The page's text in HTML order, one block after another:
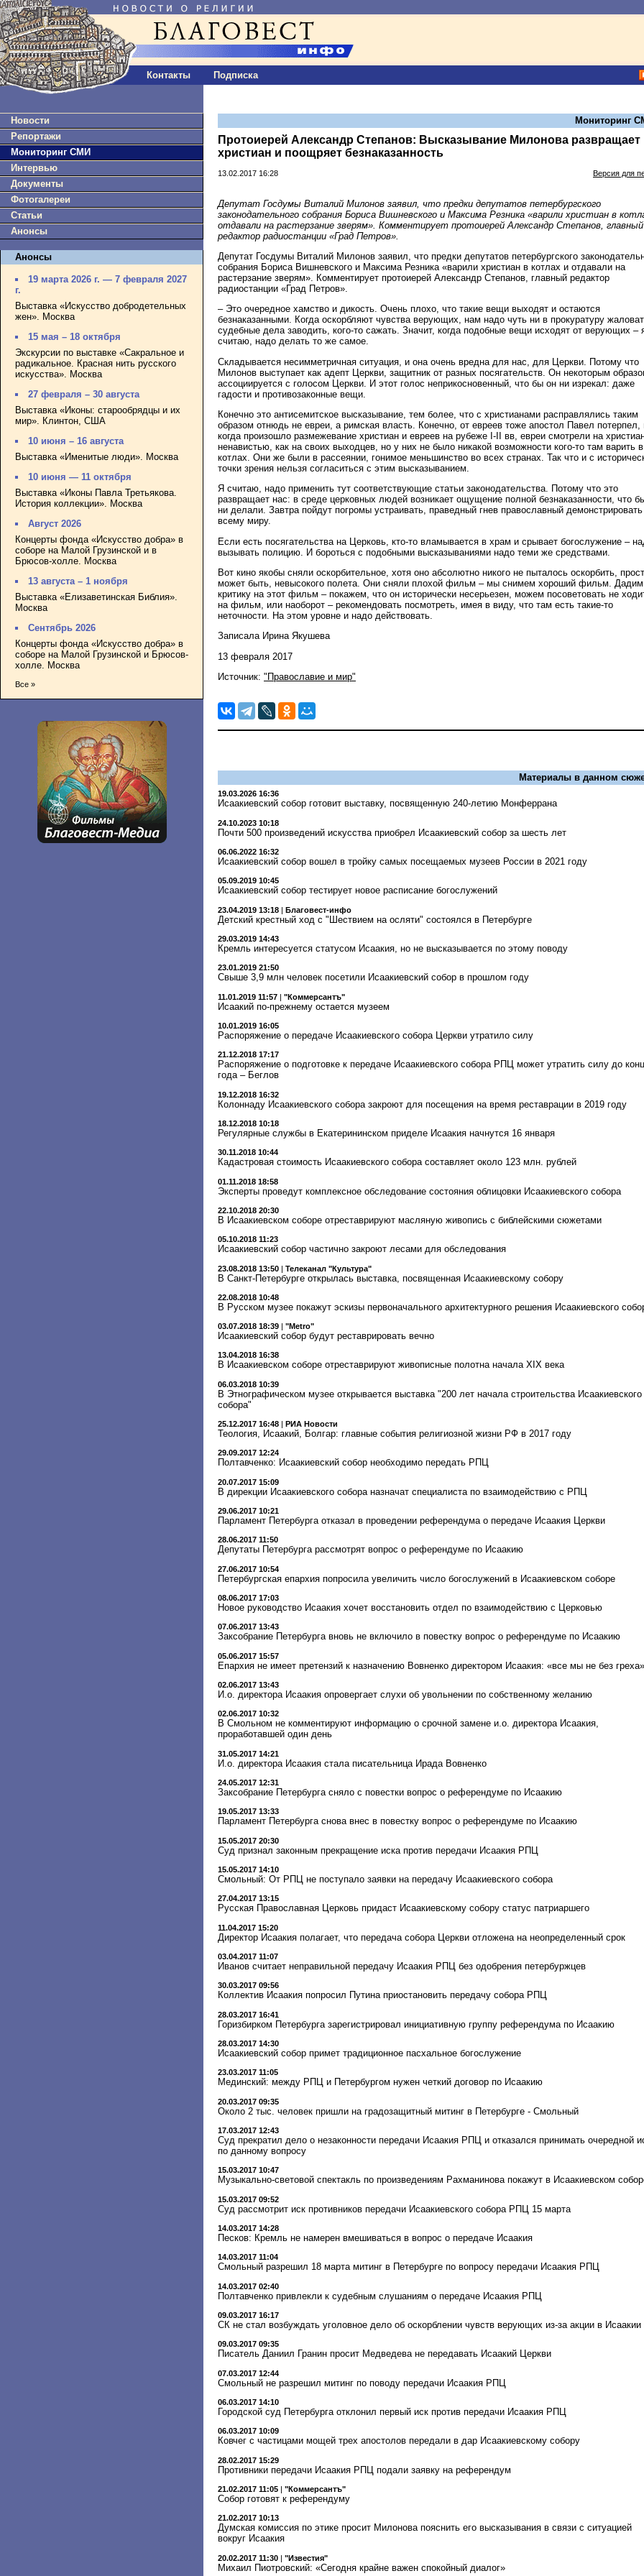
Контакты Подписка
Новости
Репортажи
Мониторинг СМИ
Интервью
Документы
Фотогалереи
Статьи
Анонсы
Анонсы
19 марта 2026 г. — 7 февраля 2027
г.
Выставка «Искусство добродетельных
жен». Москва
15 мая – 18 октября
Экскурсии по выставке «Сакральное и
радикальное. Красная нить русского
искусства». Москва
27 февраля – 30 августа
Выставка «Иконы: старообрядцы и их
мир». Клинтон, США
10 июня – 16 августа
Выставка «Именитые люди». Москва
10 июня — 11 октября
Выставка «Иконы Павла Третьякова.
История коллекции». Москва
Август 2026
Концерты фонда «Искусство добра» в
соборе на Малой Грузинской и в
Брюсов-холле. Москва
13 августа – 1 ноября
Выставка «Елизаветинская Библия».
Москва
Сентябрь 2026
Концерты фонда «Искусство добра» в
соборе на Малой Грузинской и Брюсов-
холле. Москва
Все »
Мониторинг
Протоиерей Александр Степанов: Высказывание Милонова развращает
христиан и поощряет безнаказанность
13.02.2017 16:28 Версия для
Депутат Госдумы Виталий Милонов заявил, что предки депутатов петербургского
законодательного собрания Бориса Вишневского и Максима Резника «варили христиан в
отдавали на растерзание зверям». Комментирует протоиерей Александр Степанов, главный
редактор радиостанции «Град Петров».
Депутат Госдумы Виталий Милонов заявил, что предки депутатов петербургского
собрания Бориса Вишневского и Максима Резника «варили христиан в котлах и отдавали на
растерзание зверям». Комментирует протоиерей Александр Степанов, главный редактор
радиостанции «Град Петров».
– Это очередное хамство и дикость. Очень плохо, что такие вещи выходят и остаются
безнаказанными. Когда оскорбляют чувства верующих, нам надо чуть ни в прокуратуру
судебные дела заводить, кого-то сажать. Значит, когда подобные вещи исходят от верующих –
считаю, надо делать то же самое.
Складывается несимметричная ситуация, и она очень вредна для нас, для Церкви. Потому что
Милонов выступает как адепт Церкви, защитник от разных посягательств. Он некоторым
ассоциируется с голосом Церкви. И этот голос неприкосновенный, что бы он ни изрекал: даже
гадости и противозаконные вещи.
Конечно это антисемитское высказывание, тем более, что с христианами расправлялись таким
образом отнюдь не евреи, а римская власть. Конечно, от евреев тоже апостол Павел потерпел,
когда произошло размежевание христиан и евреев на рубеже I-II вв, евреи смотрели на
ненавистью, как на своих выходцев, но у них не было никакой возможности кого-то там варить в
котлах. Они же были в рассеянии, гонимое меньшинство во всех странах. Так что и с
точки зрения нельзя согласиться с этим высказыванием.
Я считаю, надо применить тут соответствующие статьи законодательства. Потому что это
развращает нас: в среде церковных людей возникает ощущение полной безнаказанности, что
ни делали. Завтра пойдут погромы устраивать, праведный гнев православный демонстрировать
всему миру.
Если есть посягательства на Церковь, кто-то вламывается в храм и срывает богослужение –
вызывать полицию. И бороться с подобными высказываниями надо теми же средствами.
Вот кино якобы сняли оскорбительное, хотя оно абсолютно никого не пыталось оскорбить,
может быть, невысокого полета. Они сняли плохой фильм – мы снимем хороший фильм. Дадим
критику на этот фильм – покажем, что он исторически несерьезен, можем посоветовать не
на фильм, или наоборот – рекомендовать посмотреть, имея в виду, что там есть такие-то
неточности. На этом уровне и надо действовать.
Записала Ирина Якушева
13 февраля 2017
Источник: "Православие и мир"
Материалы в данном
19.03.2026 16:36
Исаакиевский собор готовит выставку, посвященную 240-летию Монферрана
24.10.2023 10:18
Почти 500 произведений искусства приобрел Исаакиевский собор за шесть лет
06.06.2022 16:32
Исаакиевский собор вошел в тройку самых посещаемых музеев России в 2021 году
05.09.2019 10:45
Исаакиевский собор тестирует новое расписание богослужений
23.04.2019 13:18 | Благовест-инфо
Детский крестный ход с "Шествием на осляти" состоялся в Петербурге
29.03.2019 14:43
Кремль интересуется статусом Исаакия, но не высказывается по этому поводу
23.01.2019 21:50
Свыше 3,9 млн человек посетили Исаакиевский собор в прошлом году
11.01.2019 11:57 | "Коммерсантъ"
Исаакий по-прежнему остается музеем
10.01.2019 16:05
Распоряжение о передаче Исаакиевского собора Церкви утратило силу
21.12.2018 17:17
Распоряжение о подготовке к передаче Исаакиевского собора РПЦ может утратить силу до
года – Беглов
19.12.2018 16:32
Колоннаду Исаакиевского собора закроют для посещения на время реставрации в 2019 году
18.12.2018 10:18
Регулярные службы в Екатерининском приделе Исаакия начнутся 16 января
30.11.2018 10:44
Кадастровая стоимость Исаакиевского собора составляет около 123 млн. рублей
01.11.2018 18:58
Эксперты проведут комплексное обследование состояния облицовки Исаакиевского собора
22.10.2018 20:30
В Исаакиевском соборе отреставрируют масляную живопись с библейскими сюжетами
05.10.2018 11:23
Исаакиевский собор частично закроют лесами для обследования
23.08.2018 13:50 | Телеканал "Культура"
В Санкт-Петербурге открылась выставка, посвященная Исаакиевскому собору
22.08.2018 10:48
В Русском музее покажут эскизы первоначального архитектурного решения Исаакиевского
03.07.2018 18:39 | "Metro"
Исаакиевский собор будут реставрировать вечно
13.04.2018 16:38
В Исаакиевском соборе отреставрируют живописные полотна начала XIX века
06.03.2018 10:39
В Этнографическом музее открывается выставка "200 лет начала строительства Исаакиевского
собора"
25.12.2017 16:48 | РИА Новости
Теология, Исаакий, Болгар: главные события религиозной жизни РФ в 2017 году
29.09.2017 12:24
Полтавченко: Исаакиевский собор необходимо передать РПЦ
20.07.2017 15:09
В дирекции Исаакиевского собора назначат специалиста по взаимодействию с РПЦ
29.06.2017 10:21
Парламент Петербурга отказал в проведении референдума о передаче Исаакия Церкви
28.06.2017 11:50
Депутаты Петербурга рассмотрят вопрос о референдуме по Исаакию
27.06.2017 10:54
Петербургская епархия попросила увеличить число богослужений в Исаакиевском соборе
08.06.2017 17:03
Новое руководство Исаакия хочет восстановить отдел по взаимодействию с Церковью
07.06.2017 13:43
Заксобрание Петербурга вновь не включило в повестку вопрос о референдуме по Исаакию
05.06.2017 15:57
Епархия не имеет претензий к назначению Вовненко директором Исаакия: «все мы не без греха»
02.06.2017 13:43
И.о. директора Исаакия опровергает слухи об увольнении по собственному желанию
02.06.2017 10:32
В Смольном не комментируют информацию о срочной замене и.о. директора Исаакия,
проработавшей один день
31.05.2017 14:21
И.о. директора Исаакия стала писательница Ирада Вовненко
24.05.2017 12:31
Заксобрание Петербурга сняло с повестки вопрос о референдуме по Исаакию
19.05.2017 13:33
Парламент Петербурга снова внес в повестку вопрос о референдуме по Исаакию
15.05.2017 20:30
Суд признал законным прекращение иска против передачи Исаакия РПЦ
15.05.2017 14:10
Смольный: От РПЦ не поступало заявки на передачу Исаакиевского собора
27.04.2017 13:15
Русская Православная Церковь придаст Исаакиевскому собору статус патриаршего
11.04.2017 15:20
Директор Исаакия полагает, что передача собора Церкви отложена на неопределенный срок
03.04.2017 11:07
Иванов считает неправильной передачу Исаакия РПЦ без одобрения петербуржцев
30.03.2017 09:56
Коллектив Исаакия попросил Путина приостановить передачу собора РПЦ
28.03.2017 16:41
Горизбирком Петербурга зарегистрировал инициативную группу референдума по Исаакию
28.03.2017 14:30
Исаакиевский собор примет традиционное пасхальное богослужение
23.03.2017 11:05
Мединский: между РПЦ и Петербургом нужен четкий договор по Исаакию
20.03.2017 09:35
Около 2 тыс. человек пришли на градозащитный митинг в Петербурге - Смольный
17.03.2017 12:43
Суд прекратил дело о незаконности передачи Исаакия РПЦ и отказался принимать очередной
по данному вопросу
15.03.2017 10:47
Музыкально-световой спектакль по произведениям Рахманинова покажут в Исаакиевском
15.03.2017 09:52
Суд рассмотрит иск противников передачи Исаакиевского собора РПЦ 15 марта
14.03.2017 14:28
Песков: Кремль не намерен вмешиваться в вопрос о передаче Исаакия
14.03.2017 11:04
Смольный разрешил 18 марта митинг в Петербурге по вопросу передачи Исаакия РПЦ
14.03.2017 02:40
Полтавченко привлекли к судебным слушаниям о передаче Исаакия РПЦ
09.03.2017 16:17
СК не стал возбуждать уголовное дело об оскорблении чувств верующих из-за акции в Исаакии
09.03.2017 09:35
Писатель Даниил Гранин просит Медведева не передавать Исаакий Церкви
07.03.2017 12:44
Смольный не разрешил митинг по поводу передачи Исаакия РПЦ
06.03.2017 14:10
Городской суд Петербурга отклонил первый иск против передачи Исаакия РПЦ
06.03.2017 10:09
Ковчег с частицами мощей трех апостолов передали в дар Исаакиевскому собору
28.02.2017 15:29
Противники передачи Исаакия РПЦ подали заявку на референдум
21.02.2017 11:05 | "Коммерсантъ"
Собор готовят к референдуму
21.02.2017 10:13
Думская комиссия по этике просит Милонова пояснить его высказывания в связи с ситуацией
вокруг Исаакия
20.02.2017 11:30 | "Известия"
Михаил Пиотровский: «Сегодня крайне важен спокойный диалог»